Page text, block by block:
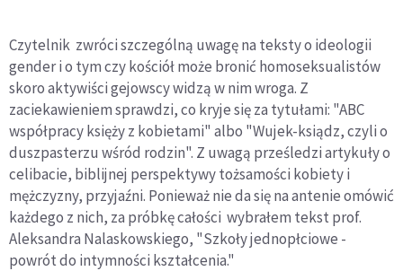
Czytelnik zwróci szczególną uwagę na teksty o ideologii
gender i o tym czy kościół może bronić homoseksualistów
skoro aktywiści gejowscy widzą w nim wroga. Z
zaciekawieniem sprawdzi, co kryje się za tytułami: "ABC
współpracy księży z kobietami" albo "Wujek-ksiądz, czyli o
duszpasterzu wśród rodzin". Z uwagą prześledzi artykuły o
celibacie, biblijnej perspektywy tożsamości kobiety i
mężczyzny, przyjaźni. Ponieważ nie da się na antenie omówić
każdego z nich, za próbkę całości wybrałem tekst prof.
Aleksandra Nalaskowskiego, "Szkoły jednopłciowe -
powrót do intymności kształcenia."